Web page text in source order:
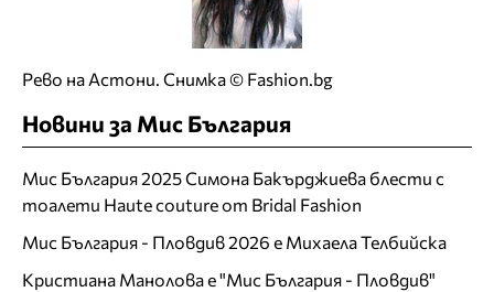
Рево на Астони. Снимка © Fashion.bg
Новини за Мис България
Мис България 2025 Симона Бакърджиева блести с
тоалети Haute couture от Bridal Fashion
Мис България - Пловдив 2026 е Михаела Телбийска
Кристиана Манолова е "Мис България - Пловдив"